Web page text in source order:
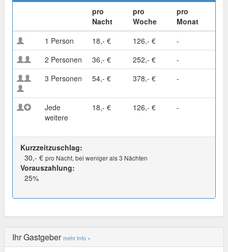
pro
Nacht
pro
Woche
pro
Monat
1 Person
18,- € 126,- €
-
2 Personen
36,- € 252,- €
-
3 Personen
54,- € 378,- € -
Jede
weitere
18,- € 126,- € -
Kurzzeitzuschlag:
30,- € pro Nacht, bei weniger als 3 Nächten
Vorauszahlung:
25%
Ihr Gastgeber mehr Info »